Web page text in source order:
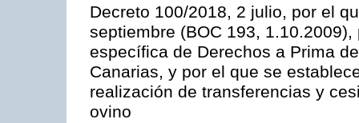
Decreto 100/2018, 2 julio, por el
septiembre (BOC 193,
específica de Derechos a Prima
Canarias, y por el que se
realización de transferencias y
ovino